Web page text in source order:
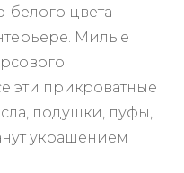
белого цвета
Милые
эти прикроватные
подушки, пуфы,
украшением